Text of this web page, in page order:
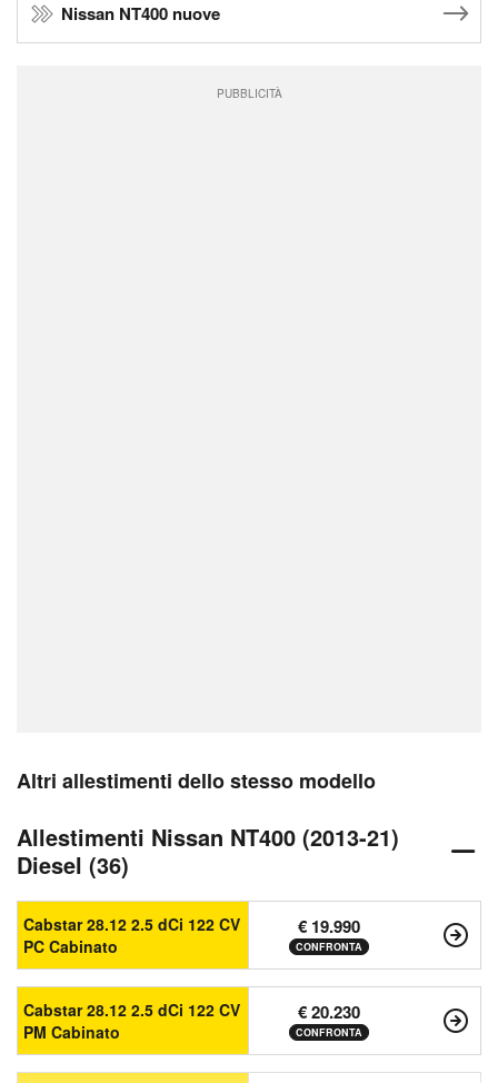
Nissan NT400 nuove
PUBBLICITÀ
Altri allestimenti dello stesso modello
Allestimenti Nissan NT400 (2013-21)
Diesel (36)
Cabstar 28.12 2.5 dCi 122 CV
PC Cabinato
€ 19.990
CONFRONTA
Cabstar 28.12 2.5 dCi 122 CV
PM Cabinato
€ 20.230
CONFRONTA